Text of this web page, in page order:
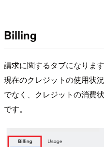
Billing
請求に関するタブになります
現在のクレジットの使用状
でなく、クレジットの消費
です。